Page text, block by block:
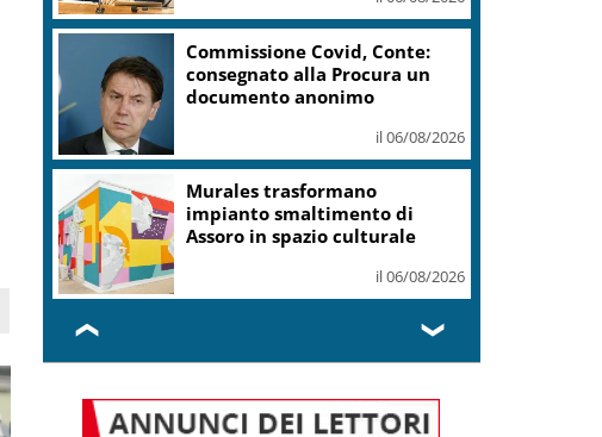
Vendemmia 2026, R. Toscana
riduce le rese di quattro
Denominazioni
il 06/08/2026
Cisgiordania, raid a Qalandiya:
demolite attività commerciali
il 06/08/2026
❮ ❯